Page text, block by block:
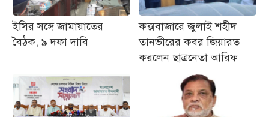
ইসির সঙ্গে জামায়াতের
বৈঠক, ৯ দফা দাবি
কক্সবাজারে জুলাই শহীদ
তানভীরের কবর জিয়ারত
করলেন ছাত্রনেতা আরিফ